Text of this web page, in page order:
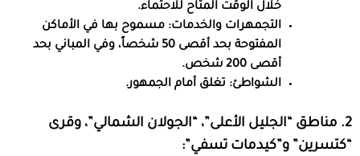
خلال الوقت المتاح للاحتماء.
التجمهرات والخدمات: مسموح بها في الأماكن
المفتوحة بحد أقصى 50 شخصاً، وفي المباني بحد
أقصى 200 شخص.
الشواطئ: تغلق أمام الجمهور.
2. مناطق “الجليل الأعلى”، “الجولان الشمالي”، وقرى
“كتسرين” و”كيدمات تسفي”: